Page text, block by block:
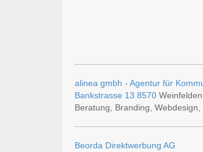
alinea gmbh - Agentur für
Bankstrasse 13 8570 Weinfelden
Beratung, Branding,
Beorda Direktwerbung AG